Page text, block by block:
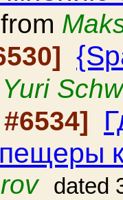
from
Yuri
dated